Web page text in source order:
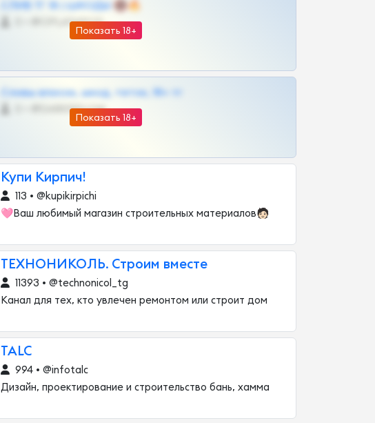
Показать 18+
СЛИВ ТГ 18 | ШКОДЫ 🔞🔥
@OPLATAPODPSK1BOT
Показать 18+
Сливы вписок, шкод, теток, 18+ тг
@DARK15FLOWSBOT
Купи Кирпич!
113 • @kupikirpichi
🩷Ваш любимый магазин строительных материалов🧑🏻‍
ТЕХНОНИКОЛЬ. Строим вместе
11393 • @technonicol_tg
Канал для тех, кто увлечен ремонтом или строит дом
TALC
994 • @infotalc
Дизайн, проектирование и строительство бань, хамма